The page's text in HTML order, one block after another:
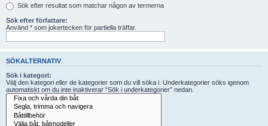
Sök efter resultat som matchar någon av termerna
Sök efter författare:
Använd * som jokertecken för partiella träffar.
SÖKALTERNATIV
Sök i kategori:
Välj den kategori eller de kategorier som du vill söka i. Underkategorier söks igenom
automatiskt om du inte inaktiverar “Sök i underkategorier” nedan.